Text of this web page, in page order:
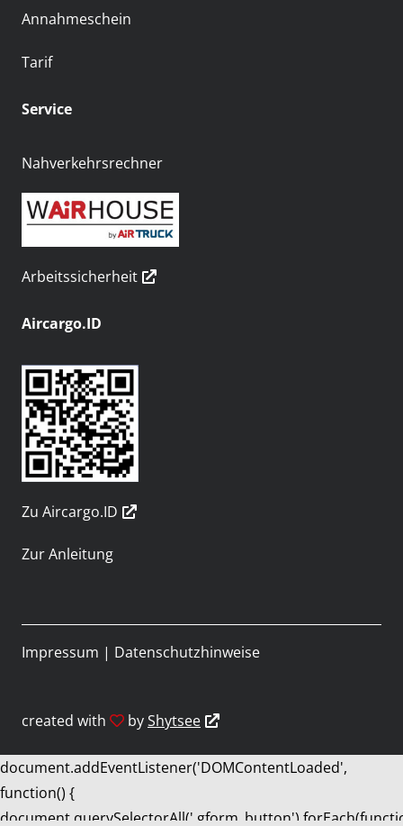
Annahmeschein
Tarif
Service
Nahverkehrsrechner
Arbeitssicherheit
Aircargo.ID
Zu Aircargo.ID
Zur Anleitung
created with byShytsee
Impressum | Datenschutzhinweise
document.addEventListener('DOMContentLoaded',
function() {